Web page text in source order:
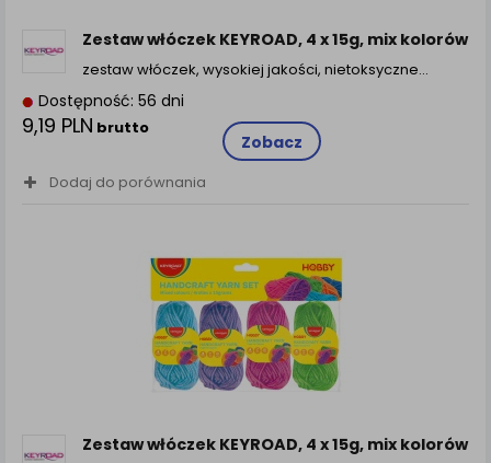
Zestaw włóczek KEYROAD, 4 x 15g, mix kolorów
zestaw włóczek, wysokiej jakości, nietoksyczne…
Dostępność: 56 dni
9,19 PLN brutto
Zobacz
Dodaj do porównania
Zestaw włóczek KEYROAD, 4 x 15g, mix kolorów
Państwu prawidłowych informacji o promocjach czy
cenach indywidualnych, ważna jest Państwa
wcześniejsza zgoda której udzieliliście podczas
zakładania konta.
Każda Państwa zgoda jest dobrowolna i można ją w
dowolnym momencie wycofać.
Polityka prywatności (rozwiń)